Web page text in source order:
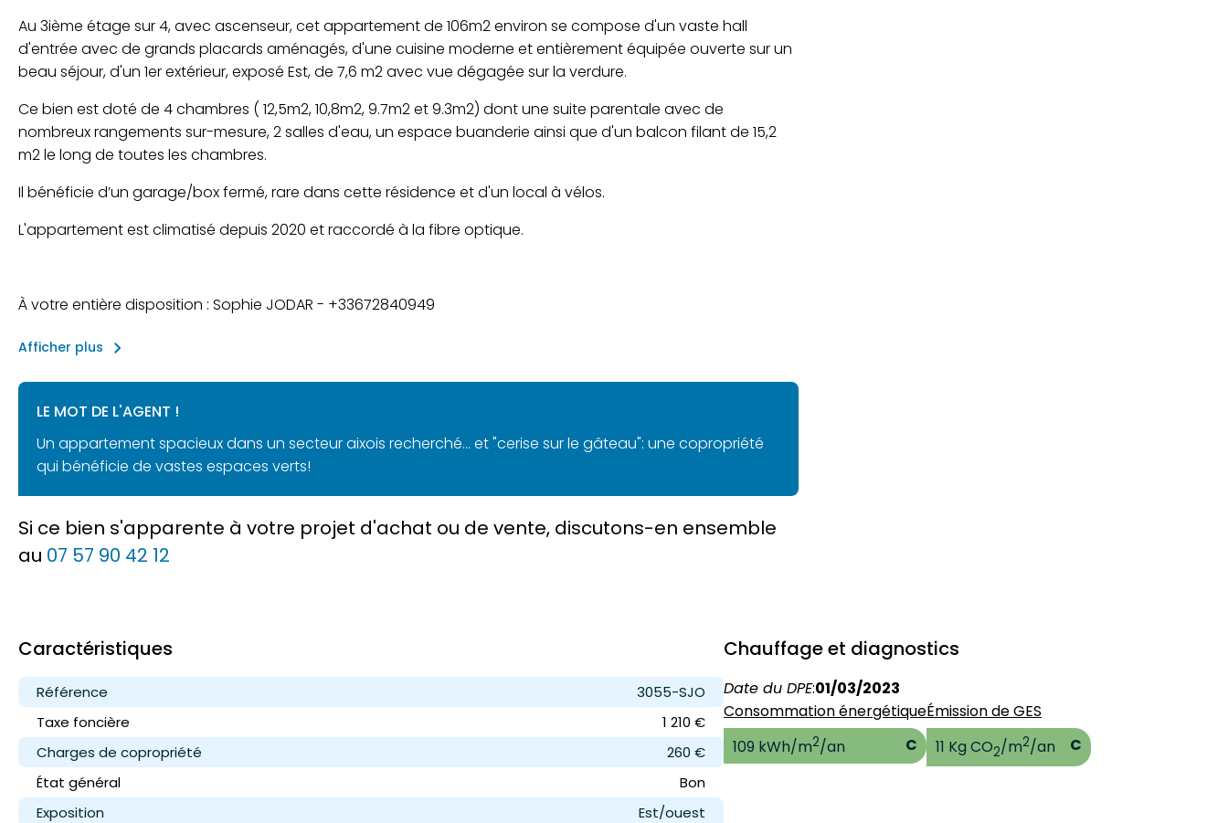
Au 3ième étage sur 4, avec ascenseur, cet appartement de 106m2 environ se compose d'un vaste hall
d'entrée avec de grands placards aménagés, d'une cuisine moderne et entièrement équipée ouverte sur un
beau séjour, d'un 1er extérieur, exposé Est, de 7,6 m2 avec vue dégagée sur la verdure.
Ce bien est doté de 4 chambres ( 12,5m2, 10,8m2, 9.7m2 et 9.3m2) dont une suite parentale avec de
nombreux rangements sur-mesure, 2 salles d'eau, un espace buanderie ainsi que d'un balcon filant de 15,2
m2 le long de toutes les chambres.
Il bénéficie d’un garage/box fermé, rare dans cette résidence et d'un local à vélos.
L'appartement est climatisé depuis 2020 et raccordé à la fibre optique.
À votre entière disposition : Sophie JODAR - +33672840949
Afficher plus keyboard_arrow_right
LE MOT DE L'AGENT !
Un appartement spacieux dans un secteur aixois recherché... et "cerise sur le gâteau": une copropriété
qui bénéficie de vastes espaces verts!
Si ce bien s'apparente à votre projet d'achat ou de vente, discutons-en ensemble
au 07 57 90 42 12
Caractéristiques
Référence
3055-SJO
Taxe foncière
1 210 €
Charges de copropriété
260 €
État général
Bon
Exposition
Est/ouest
Chauffage et diagnostics
Date du DPE:01/03/2023
Consommation énergétique
109 kWh/m2/an C
Émission de GES
11 Kg CO2/m2/an C